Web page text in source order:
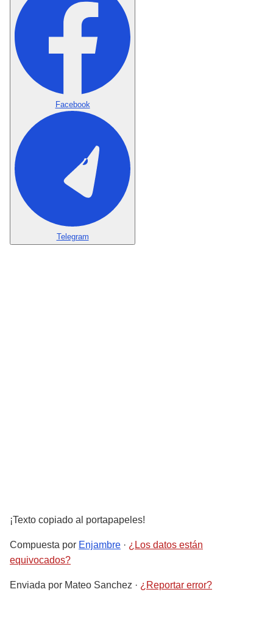
Facebook
Telegram
¡Texto copiado al portapapeles!
Compuesta por Enjambre · ¿Los datos están
equivocados?
Enviada por Mateo Sanchez · ¿Reportar error?